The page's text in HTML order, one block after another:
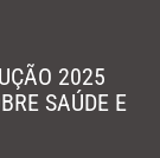
2025
SAÚDE E